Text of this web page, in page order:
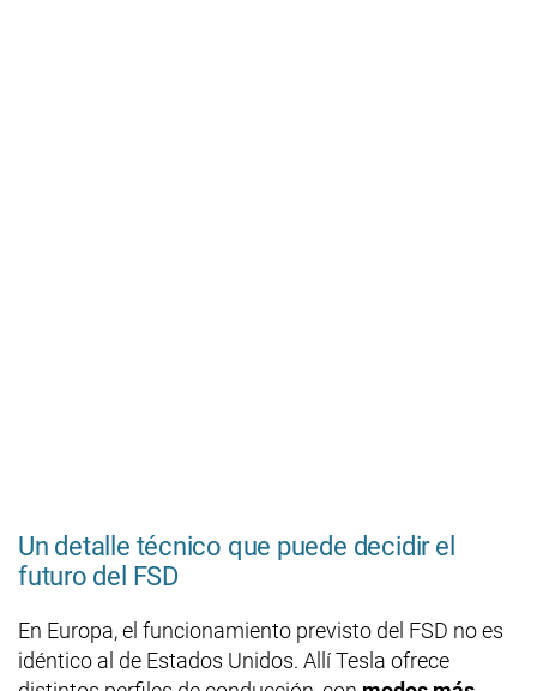
Un detalle técnico que puede decidir el
futuro del FSD
En Europa, el funcionamiento previsto del FSD no es
idéntico al de Estados Unidos. Allí Tesla ofrece